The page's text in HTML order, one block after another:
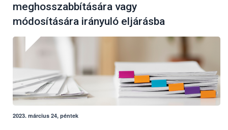
meghosszabbítására vagy
módosítására irányuló eljárásba
2023. március 24, péntek